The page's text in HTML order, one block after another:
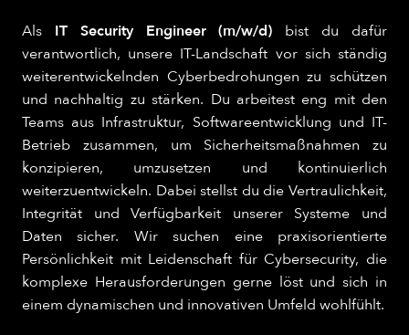
Als IT Security Engineer (m/w/d) bist du dafür
verantwortlich, unsere IT-Landschaft vor sich ständig
weiterentwickelnden Cyberbedrohungen zu schützen
und nachhaltig zu stärken. Du arbeitest eng mit den
Teams aus Infrastruktur, Softwareentwicklung und IT-
Betrieb zusammen, um Sicherheitsmaßnahmen zu
konzipieren, umzusetzen und kontinuierlich
weiterzuentwickeln. Dabei stellst du die Vertraulichkeit,
Integrität und Verfügbarkeit unserer Systeme und
Daten sicher. Wir suchen eine praxisorientierte
Persönlichkeit mit Leidenschaft für Cybersecurity, die
komplexe Herausforderungen gerne löst und sich in
einem dynamischen und innovativen Umfeld wohlfühlt.